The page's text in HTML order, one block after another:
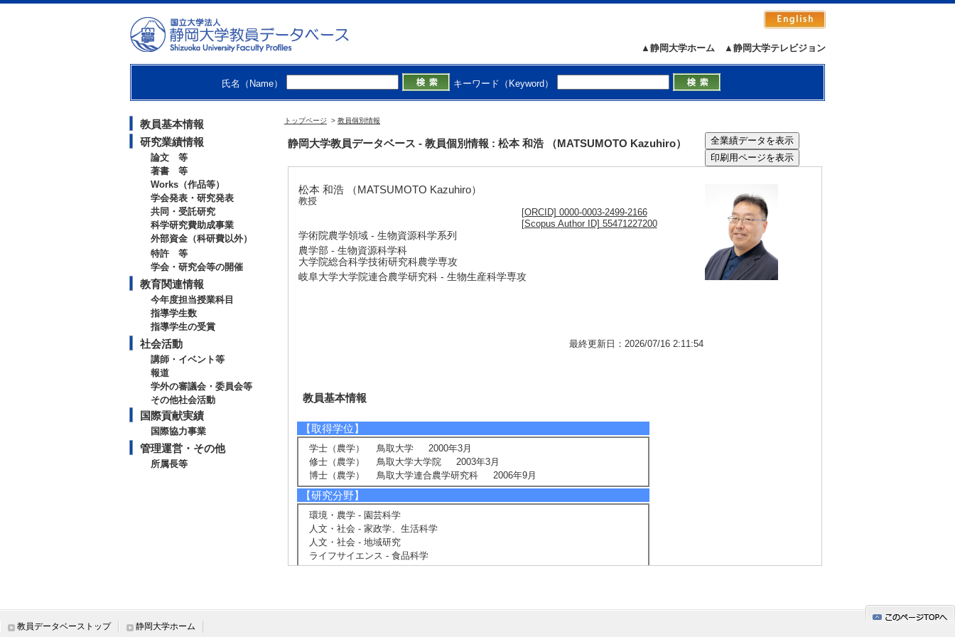
▲静岡大学テレビジョン
▲静岡大学ホーム
氏名（Name） キーワード（Keyword）
教員基本情報
研究業績情報
論文 等
著書 等
Works（作品等）
学会発表・研究発表
共同・受託研究
科学研究費助成事業
外部資金（科研費以外）
特許 等
学会・研究会等の開催
教育関連情報
今年度担当授業科目
指導学生数
指導学生の受賞
社会活動
講師・イベント等
報道
学外の審議会・委員会等
その他社会活動
国際貢献実績
国際協力事業
管理運営・その他
所属長等
トップページ > 教員個別情報
静岡大学教員データベース - 教員個別情報 : 松本 和浩 （MATSUMOTO Kazuhiro）
松本 和浩 （MATSUMOTO Kazuhiro）
教授
[ORCID] 0000-0003-2499-2166
[Scopus Author ID] 55471227200
学術院農学領域 - 生物資源科学系列
農学部 - 生物資源科学科
大学院総合科学技術研究科農学専攻
岐阜大学大学院連合農学研究科 - 生物生産科学専攻
最終更新日：2026/07/16 2:11:54
教員基本情報
【取得学位】
学士（農学） 鳥取大学 2000年3月
修士（農学） 鳥取大学大学院 2003年3月
博士（農学） 鳥取大学連合農学研究科 2006年9月
【研究分野】
環境・農学 - 園芸科学
人文・社会 - 家政学、生活科学
人文・社会 - 地域研究
ライフサイエンス - 食品科学
園芸学を利用した地域活性化
教員データベーストップ 静岡大学ホーム